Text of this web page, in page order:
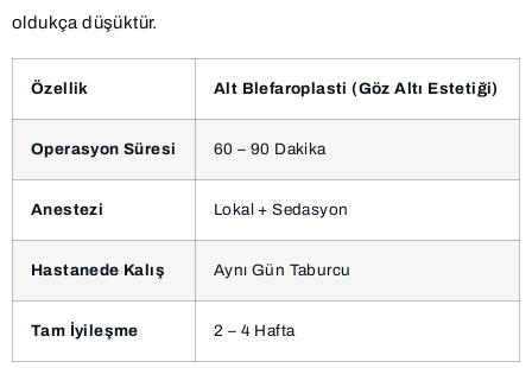
oldukça düşüktür.
Özellik Alt Blefaroplasti (Göz Altı Estetiği)
Operasyon Süresi 60 – 90 Dakika
Anestezi Lokal + Sedasyon
Hastanede Kalış Aynı Gün Taburcu
Tam İyileşme 2 – 4 Hafta